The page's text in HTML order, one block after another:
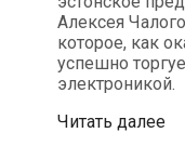
Алексея
которое, как
успешно
электроникой.
Читать далее